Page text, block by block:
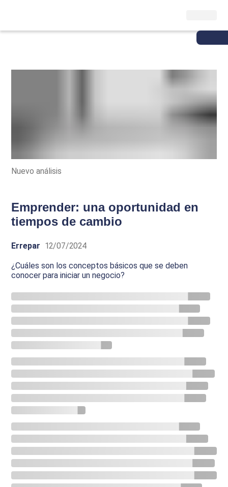
Nuevo análisis
Emprender: una oportunidad en
tiempos de cambio
Errepar 12/07/2024
¿Cuáles son los conceptos básicos que se deben
conocer para iniciar un negocio?